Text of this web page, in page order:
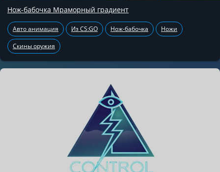
Нож-бабочка Мраморный градиент
Авто анимация Из CS:GO Нож-бабочка Ножи
Скины оружия